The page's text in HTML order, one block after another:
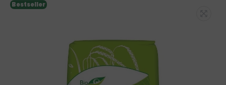
Bestseller